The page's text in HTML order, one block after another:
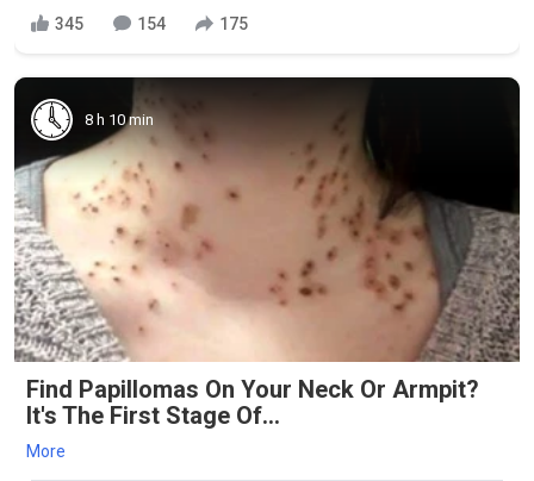
345 154 175
8 h 10 min
Find Papillomas On Your Neck Or Armpit?
It's The First Stage Of...
More